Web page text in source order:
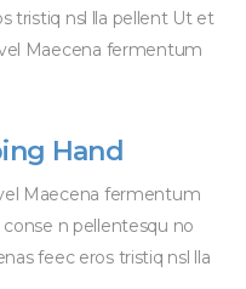
tristiq nsl lla pellent Ut et
Maecena fermentum
Hand
Maecena fermentum
n pellentesqu no
feec eros tristiq nsl lla